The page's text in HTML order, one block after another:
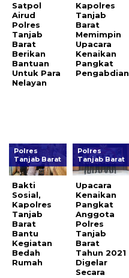
Satpol
Airud
Polres
Tanjab
Barat
Berikan
Bantuan
Untuk Para
Nelayan
Kapolres
Tanjab
Barat
Memimpin
Upacara
Kenaikan
Pangkat
Pengabdian
Polres
Tanjab Barat
Bakti
Sosial,
Kapolres
Tanjab
Barat
Bantu
Kegiatan
Bedah
Rumah
Polres
Tanjab Barat
Upacara
Kenaikan
Pangkat
Anggota
Polres
Tanjab
Barat
Tahun 2021
Digelar
Secara